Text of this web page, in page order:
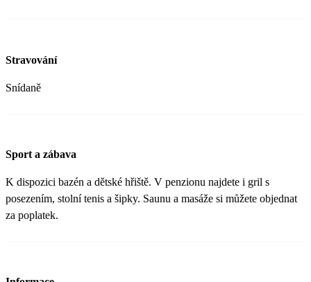
Stravování
Snídaně
Sport a zábava
K dispozici bazén a dětské hřiště. V penzionu najdete i gril s
posezením, stolní tenis a šipky. Saunu a masáže si můžete objednat
za poplatek.